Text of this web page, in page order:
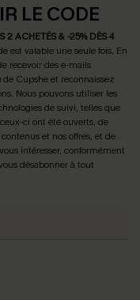
LE CODE
2 ACHETÉS & -25% DÈS 4
est valable une seule fois. En
recevoir des e-mails
Cupshe et reconnaissez
. Nous pouvons utiliser les
de suivi, telles que
ci ont été ouverts, de
et nos offres, et de
intéresser, conformément
désabonner à tout